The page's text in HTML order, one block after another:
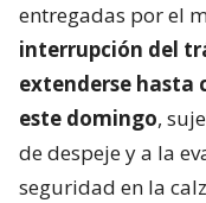
entregadas por el
interrupción del
extenderse hasta
este domingo,
de despeje y a la
seguridad en la